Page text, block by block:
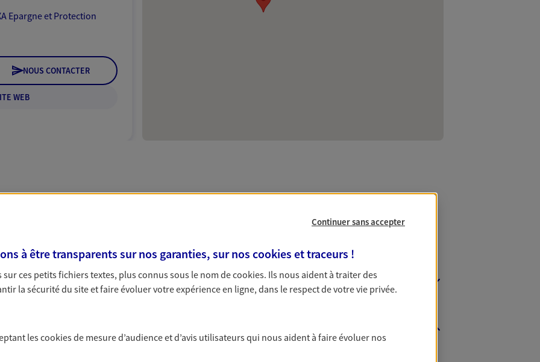
Epargne et Protection
NOUS CONTACTER
WEB
AXA France
NOUS CONTACTER
de vous
dans les principales villes de France
dans les départements
Continuer sans accepter
à être transparents sur nos garanties, sur nos cookies et traceurs !
ces petits fichiers textes, plus connus sous le nom decookies. Ils nous aident à traiter des
la sécurité du site et faire évoluer votre expérience en ligne, dans le respect de votre vie privée.
lescookiesde mesure d’audience et d’avis utilisateurs qui nous aident à faire évoluer nos